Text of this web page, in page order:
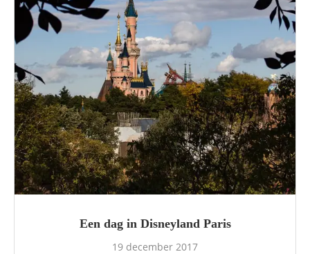
Een dag in Disneyland Paris
19 december 2017